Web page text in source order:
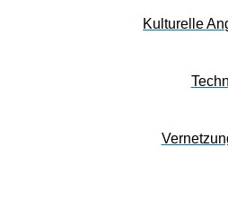
Kulturelle